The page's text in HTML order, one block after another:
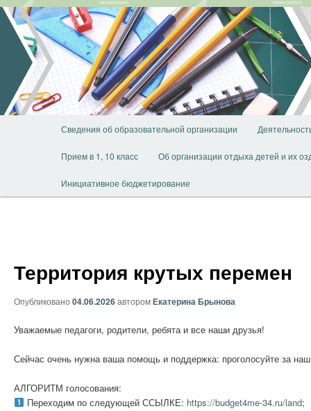
Перейти
основному
содержимому
Сведения об образовательной организации
Прием в 1, 10 класс Об организации отдыха детей и их
Инициативное бюджетирование
Территория крутых перемен
Опубликовано 04.06.2026авторомЕкатерина Брынова
Уважаемые педагоги, родители, ребята и все наши друзья!
Сейчас очень нужна ваша помощь и поддержка: проголосуйте за
АЛГОРИТМ голосования:
Переходим по следующей ССЫЛКЕ: https://budget4me-34.ru/land;